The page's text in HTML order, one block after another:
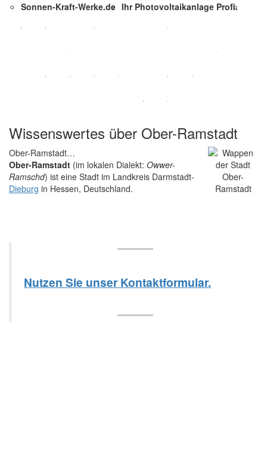
Sonnen-Kraft-Werke.de Ihr Photovoltaikanlage Profi.
Wissenswertes über Ober-Ramstadt
Ober-Ramstadt…
Ober-Ramstadt (im lokalen Dialekt: Owwer-
Ramschd) ist eine Stadt im Landkreis Darmstadt-
Dieburg in Hessen, Deutschland.
Nutzen Sie unser Kontaktformular.